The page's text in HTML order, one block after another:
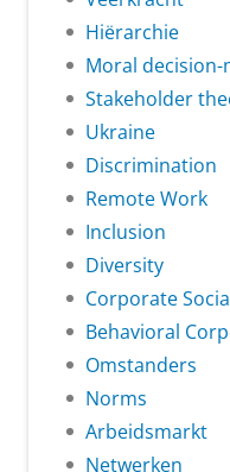
Hiërarchie
Moral decision-
Stakeholder
Ukraine
Discrimination
Remote Work
Inclusion
Diversity
Corporate
Behavioral
Omstanders
Norms
Arbeidsmarkt
Netwerken